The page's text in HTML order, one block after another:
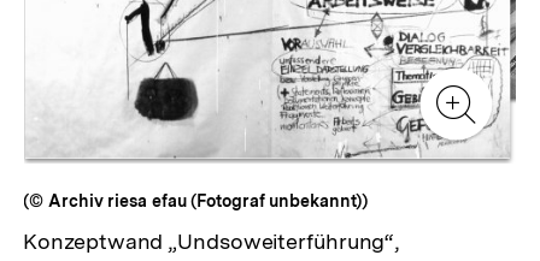
Zur
Zur
Zur
Galerieansicht
(© Archiv riesa efau (Fotograf unbekannt))
Konzeptwand „Undsoweiterführung“,